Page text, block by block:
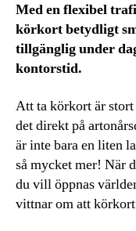
Med en flexibel
körkort betydligt
tillgänglig under
kontorstid.
Att ta körkort är
det direkt på
är inte bara en liten
så mycket mer! När
du vill öppnas
vittnar om att